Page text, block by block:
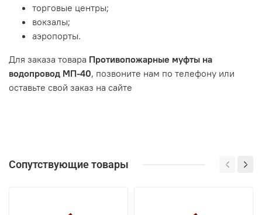
торговые центры;
вокзалы;
аэропорты.
Для заказа товара Противопожарные муфты на
водопровод МП-40, позвоните нам по телефону или
оставьте свой заказ на сайте
Сопутствующие товары